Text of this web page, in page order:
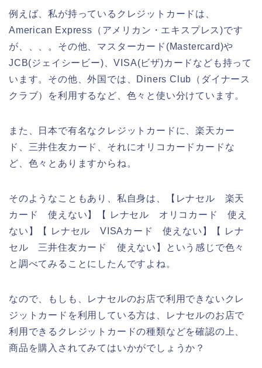
例えば、私が持っているクレジットカードは、
American Express（アメリカン・エキスプレス)です
が、、、。その他、マスターカード(Mastercard)や
JCB(ジェイシービー)、VISA(ビザ)カードなども持って
います。その他、外国では、Diners Club（ダイナース
クラブ）を利用するなど、色々と使い分けています。
また、日本で有名なクレジットカードに、楽天カー
ド、三井住友カード、それにオリコカードカードな
ど、色々とありますからね。
そのようなこともあり、私自身は、【レナセル 楽天
カード 使えない】【 レナセル オリコカード 使え
ない】【 レナセル VISAカード 使えない】【 レナ
セル 三井住友カード 使えない】という感じで色々
と調べてみることにしたんですよね。
なので、もしも、レナセルのお店で利用できないクレ
ジットカードを利用している方は、レナセルのお店で
利用できるクレジットカードの種類などを確認の上、
商品を購入されてみてはいかがでしょうか？